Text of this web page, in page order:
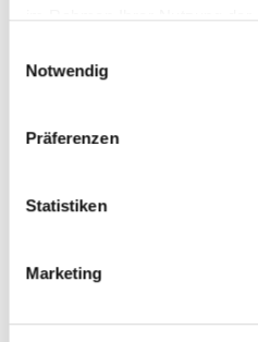
Notwendig
Präferenzen
Statistiken
Marketing
der Kreis selbst: Marschen,
Landschaftsbild des Kreises
Geschichte.